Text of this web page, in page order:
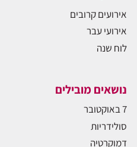
אירועים קרובים
אירועי עבר
לוח שנה
נושאים מובילים
7 באוקטובר
סולידריות
דמוקרטיה